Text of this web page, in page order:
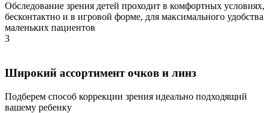
Обследование зрения детей проходит в комфортных условиях,
бесконтактно и в игровой форме, для максимального удобства
маленьких пациентов
3
Широкий ассортимент очков и линз
Подберем способ коррекции зрения идеально подходящий
вашему ребенку